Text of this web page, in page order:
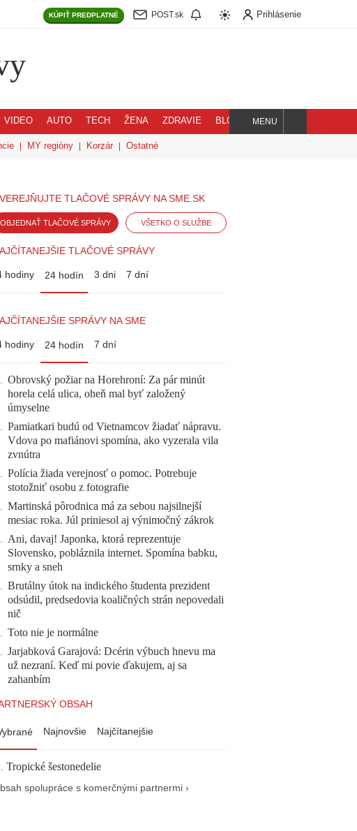
KÚPIŤ PREDPLATNÉ POST.sk Prihlásenie
VIDEO AUTO TECH ŽENA ZDRAVIE BLOG
Hľadaj
MENU
MY regióny Korzár Ostatné
TLAČOVÉ SPRÁVY NA SME.SK
OBJEDNAŤ TLAČOVÉ SPRÁVY VŠETKO O SLUŽBE
TLAČOVÉ SPRÁVY
hodiny 24 hodín 3 dni 7 dní
SPRÁVY NA SME
hodiny 24 hodín 7 dní
. Obrovský požiar na Horehroní: Za pár minút
horela celá ulica, oheň mal byť založený
úmyselne
. Pamiatkari budú od Vietnamcov žiadať nápravu.
Vdova po mafiánovi spomína, ako vyzerala vila
zvnútra
. Polícia žiada verejnosť o pomoc. Potrebuje
stotožniť osobu z fotografie
. Martinská pôrodnica má za sebou najsilnejší
mesiac roka. Júl priniesol aj výnimočný zákrok
. Ani, davaj! Japonka, ktorá reprezentuje
Slovensko, pobláznila internet. Spomína babku,
srnky a sneh
. Brutálny útok na indického študenta prezident
odsúdil, predsedovia koaličných strán nepovedali
nič
. Toto nie je normálne
. Jarjabková Garajová: Dcérin výbuch hnevu ma
už nezraní. Keď mi povie ďakujem, aj sa
zahanbím
OBSAH
Najnovšie Najčítanejšie
Tropické šestonedelie
spolupráce s komerčnými partnermi ›